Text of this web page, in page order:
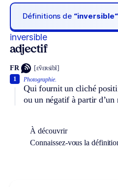
Définitions de “inversible“
inversible
adjectif
FR [ɛ̃vɛʀsibl]
Photographie.
Qui fournit un cliché
ou un négatif à partir d’un
1
À découvrir
Connaissez-vous la